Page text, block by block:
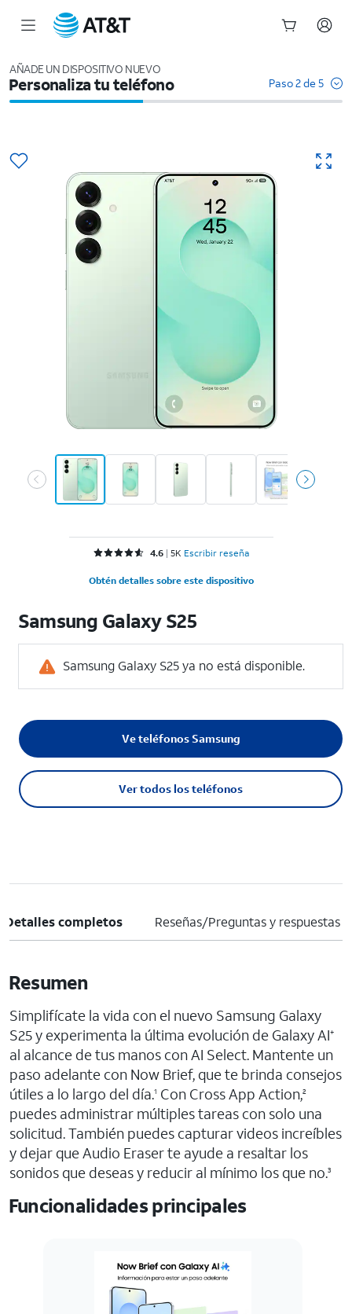
AÑADE UN DISPOSITIVO NUEVO
Personaliza tu teléfono Paso 2 de 5
Calificado 4.6 de 5 estrellas con 5579 reseñas
4.6 5K Escribir reseña
Obtén detalles sobre este dispositivo
Samsung Galaxy S25
Samsung Galaxy S25 ya no está disponible.
Ver todos los teléfonos
Ve teléfonos Samsung
Detalles completos Reseñas/Preguntas y respuestas
Resumen
Simplifícate la vida con el nuevo Samsung Galaxy
S25 y experimenta la última evolución de Galaxy AI+
al alcance de tus manos con AI Select. Mantente un
paso adelante con Now Brief, que te brinda consejos
útiles a lo largo del día.1 Con Cross App Action,2
puedes administrar múltiples tareas con solo una
solicitud. También puedes capturar videos increíbles
y dejar que Audio Eraser te ayude a resaltar los
sonidos que deseas y reducir al mínimo los que no.3
Funcionalidades principales